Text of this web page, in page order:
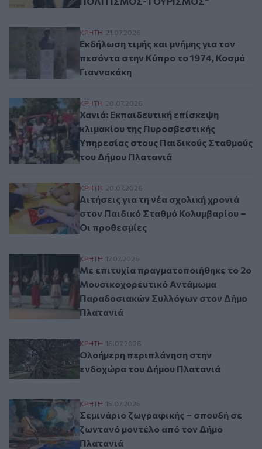
Εκδήλωση τιμής και μνήμης για τον
ΚΡΗΤΗ 21.07.2026
Εκδήλωση τιμής και μνήμης για τον
πεσόντα στην Κύπρο το 1974, Κοσμά
Γιαννακάκη
Χανιά: Εκπαιδευτική επίσκεψη
ΚΡΗΤΗ 20.07.2026
Χανιά: Εκπαιδευτική επίσκεψη
κλιμακίου της Πυροσβεστικής
Υπηρεσίας στους Παιδικούς Σταθμούς
του Δήμου Πλατανιά
Αιτήσεις για τη νέα σχολική χρονιά
ΚΡΗΤΗ 20.07.2026
Αιτήσεις για τη νέα σχολική χρονιά
στον Παιδικό Σταθμό Κολυμβαρίου –
Οι προθεσμίες
Με επιτυχία πραγματοποιήθηκε το 2ο
ΚΡΗΤΗ 17.07.2026
Με επιτυχία πραγματοποιήθηκε το 2ο
Μουσικοχορευτικό Αντάμωμα
Παραδοσιακών Συλλόγων στον Δήμο
Πλατανιά
Ολοήμερη περιπλάνηση στην ενδοχώρα
ΚΡΗΤΗ 16.07.2026
Ολοήμερη περιπλάνηση στην
ενδοχώρα του Δήμου Πλατανιά
Σεμινάριο ζωγραφικής – σπουδή σε
ΚΡΗΤΗ 15.07.2026
Σεμινάριο ζωγραφικής – σπουδή σε
ζωντανό μοντέλο από τον Δήμο
Πλατανιά